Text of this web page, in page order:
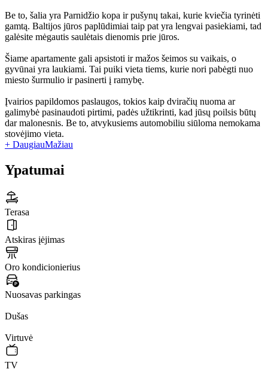
Be to, šalia yra Parnidžio kopa ir pušynų takai, kurie kviečia tyrinėti
gamtą. Baltijos jūros paplūdimiai taip pat yra lengvai pasiekiami, tad
galėsite mėgautis saulėtais dienomis prie jūros.
Šiame apartamente gali apsistoti ir mažos šeimos su vaikais, o
gyvūnai yra laukiami. Tai puiki vieta tiems, kurie nori pabėgti nuo
miesto šurmulio ir pasinerti į ramybę.
Įvairios papildomos paslaugos, tokios kaip dviračių nuoma ar
galimybė pasinaudoti pirtimi, padės užtikrinti, kad jūsų poilsis būtų
dar malonesnis. Be to, atvykusiems automobiliu siūloma nemokama
stovėjimo vieta.
+ DaugiauMažiau
Ypatumai
Terasa
Atskiras įėjimas
Oro kondicionierius
Nuosavas parkingas
Dušas
Virtuvė
TV